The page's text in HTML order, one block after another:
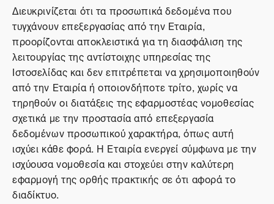
Διευκρινίζεται ότι τα προσωπικά δεδομένα που
τυγχάνουν επεξεργασίας από την Εταιρία,
προορίζονται αποκλειστικά για τη διασφάλιση της
λειτουργίας της αντίστοιχης υπηρεσίας της
Ιστοσελίδας και δεν επιτρέπεται να χρησιμοποιηθούν
από την Εταιρία ή οποιονδήποτε τρίτο, χωρίς να
τηρηθούν οι διατάξεις της εφαρμοστέας νομοθεσίας
σχετικά με την προστασία από επεξεργασία
δεδομένων προσωπικού χαρακτήρα, όπως αυτή
ισχύει κάθε φορά. Η Εταιρία ενεργεί σύμφωνα με την
ισχύουσα νομοθεσία και στοχεύει στην καλύτερη
εφαρμογή της ορθής πρακτικής σε ότι αφορά το
διαδίκτυο.